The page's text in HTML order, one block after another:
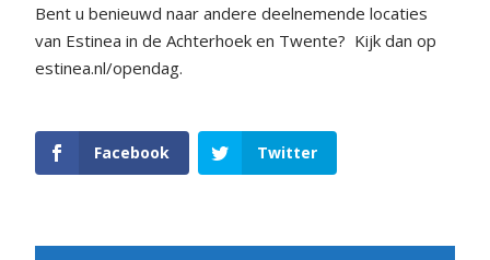
Bent u benieuwd naar andere deelnemende locaties
van Estinea in de Achterhoek en Twente? Kijk dan op
estinea.nl/opendag.
Facebook Twitter